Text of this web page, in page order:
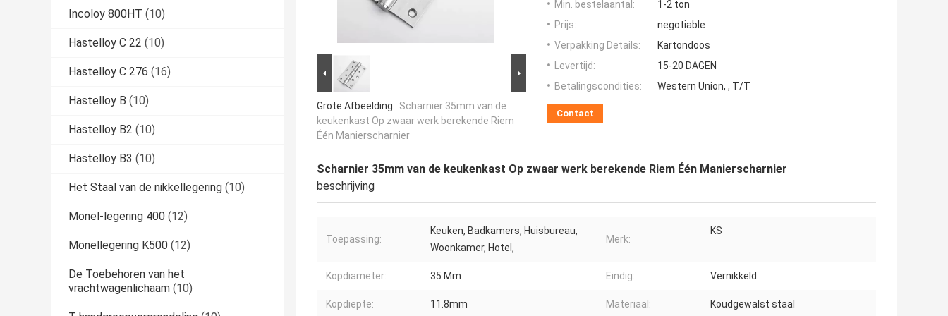
Incoloy 800HT (10)
Hastelloy C 22 (10)
Hastelloy C 276 (16)
Hastelloy B (10)
Hastelloy B2 (10)
Hastelloy B3 (10)
Het Staal van de nikkellegering (10)
Monel-legering 400 (12)
Monellegering K500 (12)
De Toebehoren van het
vrachtwagenlichaam (10)
Grote Afbeelding : Scharnier 35mm van de
keukenkast Op zwaar werk berekende Riem
Één Manierscharnier
Min. bestelaantal:
1-2 ton
Prijs:
negotiable
Verpakking Details:
Kartondoos
Levertijd:
15-20 DAGEN
Betalingscondities:
Western Union, , T/T
Contact
Scharnier 35mm van de keukenkast Op zwaar werk berekende Riem Één Manierscharnier
beschrijving
Toepassing:
Keuken, Badkamers, Huisbureau,
Woonkamer, Hotel,
Merk:
KS
Kopdiameter: 35 Mm Eindig: Vernikkeld
Kopdiepte: 11.8mm Materiaal: Koudgewalst staal